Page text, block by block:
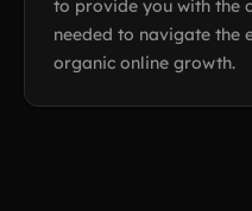
to provide you with the
needed to navigate the
organic online growth.